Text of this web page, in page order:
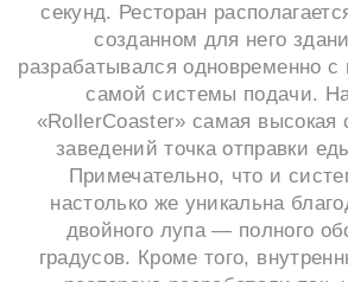
секунд. Ресторан
созданном для него
разрабатывался одновременно с
самой системы подачи.
«RollerCoaster» самая высокая
заведений точка отправки
Примечательно, что и
настолько же уникальна
двойного лупа — полного
градусов. Кроме того,